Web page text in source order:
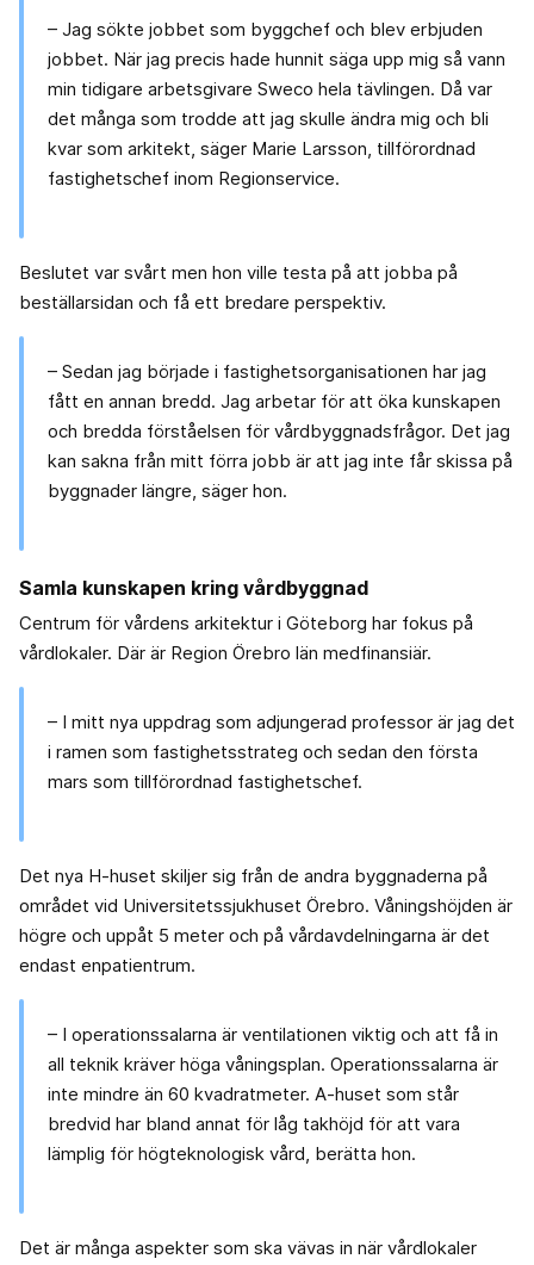
– Jag sökte jobbet som byggchef och blev erbjuden
jobbet. När jag precis hade hunnit säga upp mig så vann
min tidigare arbetsgivare Sweco hela tävlingen. Då var
det många som trodde att jag skulle ändra mig och bli
kvar som arkitekt, säger Marie Larsson, tillförordnad
fastighetschef inom Regionservice.
Beslutet var svårt men hon ville testa på att jobba på
beställarsidan och få ett bredare perspektiv.
– Sedan jag började i fastighetsorganisationen har jag
fått en annan bredd. Jag arbetar för att öka kunskapen
och bredda förståelsen för vårdbyggnadsfrågor. Det jag
kan sakna från mitt förra jobb är att jag inte får skissa på
byggnader längre, säger hon.
Samla kunskapen kring vårdbyggnad
Centrum för vårdens arkitektur i Göteborg har fokus på
vårdlokaler. Där är Region Örebro län medfinansiär.
– I mitt nya uppdrag som adjungerad professor är jag det
i ramen som fastighetsstrateg och sedan den första
mars som tillförordnad fastighetschef.
Det nya H-huset skiljer sig från de andra byggnaderna på
området vid Universitetssjukhuset Örebro. Våningshöjden är
högre och uppåt 5 meter och på vårdavdelningarna är det
endast enpatientrum.
– I operationssalarna är ventilationen viktig och att få in
all teknik kräver höga våningsplan. Operationssalarna är
inte mindre än 60 kvadratmeter. A-huset som står
bredvid har bland annat för låg takhöjd för att vara
lämplig för högteknologisk vård, berätta hon.
Det är många aspekter som ska vävas in när vårdlokaler